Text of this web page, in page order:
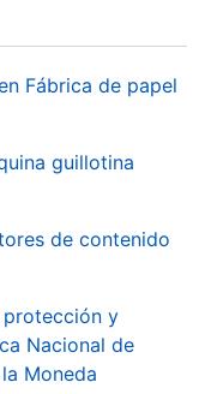
Fábrica de papel
guillotina
de contenido
protección y
Nacional de
Moneda